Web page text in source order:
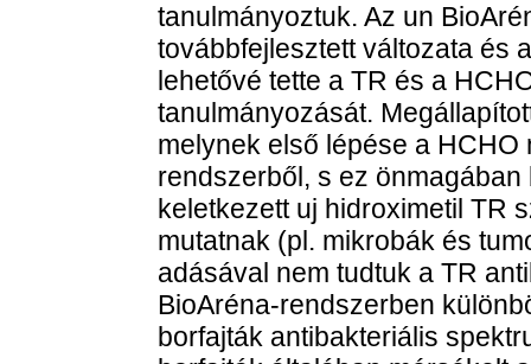
tanulmányoztuk. Az un
továbbfejlesztett változata és
lehetővé tette a TR és a
tanulmányozását.
melynek első lépése a
rendszerből, s ez
keletkezett uj hidroximetil TR
mutatnak (pl. mikrobák és
adásával nem tudtuk a TR
BioAréna-rendszerben
borfajták antibakteriális